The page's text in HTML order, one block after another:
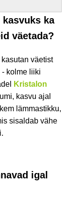
ka
väetada?
väetist
kolme liiki
Kristalon
kasvu ajal
lämmastikku,
sisaldab vähe
igal